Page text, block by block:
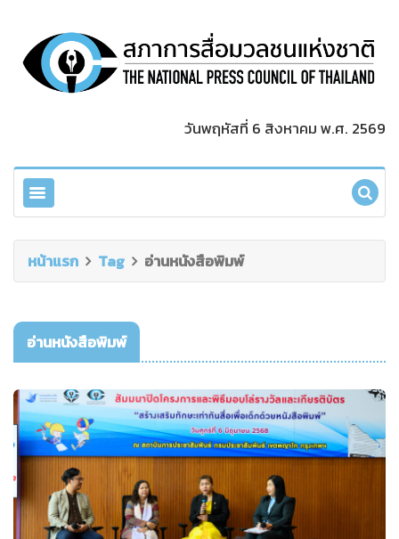
วันพฤหัสที่ 6 สิงหาคม พ.ศ. 2569
หน้าแรก Tag อ่านหนังสือพิมพ์
อ่านหนังสือพิมพ์